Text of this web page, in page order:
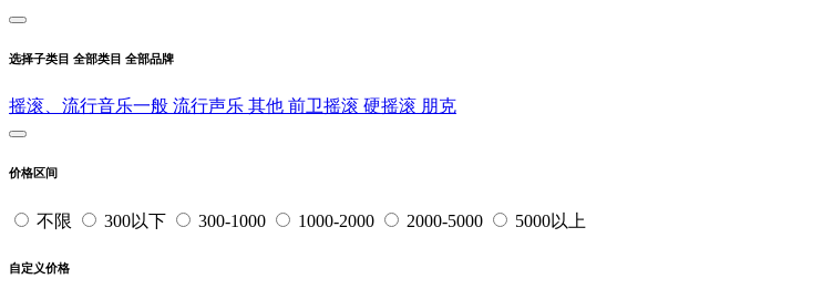
选择子类目 全部类目 全部品牌
摇滚、流行音乐一般 流行声乐 其他 前卫摇滚 硬摇滚 朋克
价格区间
不限 300以下 300-1000 1000-2000 2000-5000 5000以上
自定义价格